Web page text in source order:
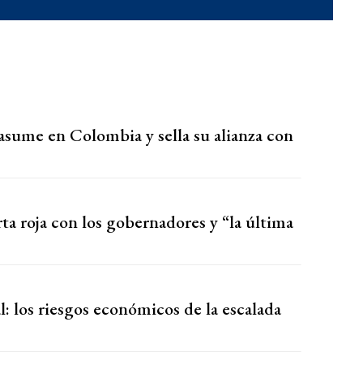
en Colombia y sella su alianza con
roja con los gobernadores y “la última
riesgos económicos de la escalada